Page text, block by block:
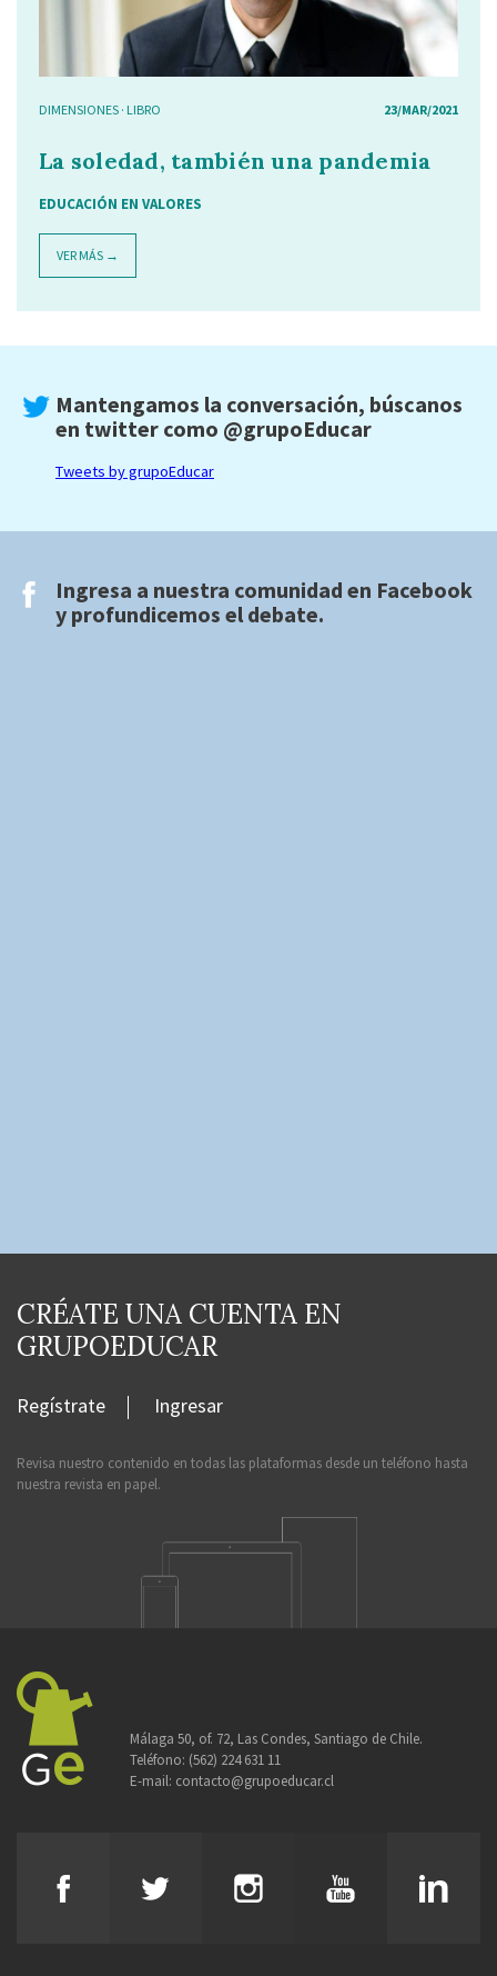
DIMENSIONES · LIBRO 23/MAR/2021
La soledad, también una pandemia
EDUCACIÓN EN VALORES
VER MÁS →
Mantengamos la conversación, búscanos
en twitter como @grupoEducar
Tweets by grupoEducar
Ingresa a nuestra comunidad en Facebook
y profundicemos el debate.
CRÉATE UNA CUENTA EN
GRUPOEDUCAR
Regístrate Ingresar
Revisa nuestro contenido en todas las plataformas desde un teléfono hasta
nuestra revista en papel.
Málaga 50, of. 72, Las Condes, Santiago de Chile.
Teléfono: (562) 224 631 11
E-mail: contacto@grupoeducar.cl